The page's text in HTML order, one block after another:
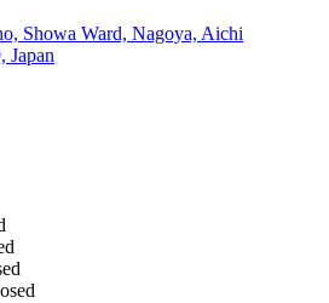
Showa Ward, Nagoya, Aichi
Japan